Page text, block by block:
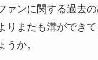
ァンに関する過去
りまたも溝ができ
うか。